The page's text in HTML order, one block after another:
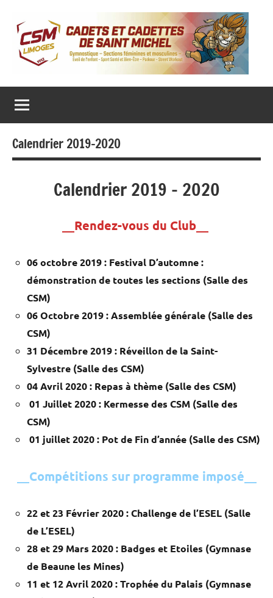
contenu
‒
de
‒
Sport
Bien-
–
Street
Workout
Calendrier 2019-2020
Calendrier 2019 – 2020
__Rendez-vous du Club__
06 octobre 2019 : Festival D’automne :
démonstration de toutes les sections (Salle des
CSM)
06 Octobre 2019 : Assemblée générale (Salle des
CSM)
31 Décembre 2019 : Réveillon de la Saint-
Sylvestre (Salle des CSM)
04 Avril 2020 : Repas à thème (Salle des CSM)
01 Juillet 2020 : Kermesse des CSM (Salle des
CSM)
01 juillet 2020 : Pot de Fin d’année (Salle des CSM)
__Compétitions sur programme imposé__
22 et 23 Février 2020 : Challenge de l’ESEL (Salle
de L’ESEL)
28 et 29 Mars 2020 : Badges et Etoiles (Gymnase
de Beaune les Mines)
11 et 12 Avril 2020 : Trophée du Palais (Gymnase